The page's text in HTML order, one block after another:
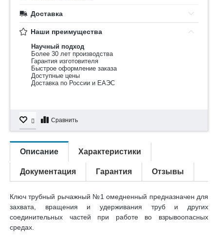
Доставка
Наши преимущества
Научный подход
Более 30 лет производства
Гарантия изготовителя
Быстрое оформление заказа
Доступные цены
Доставка по России и ЕАЭС
Сравнить
Описание Характеристики
Документация Гарантия Отзывы
Ключ трубный рычажный №1 омедненный предназначен для
захвата, вращения и удерживания труб и других
соединительных частей при работе во взрывоопасных
средах.